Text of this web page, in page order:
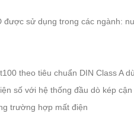
được sử dụng trong các ngành:
theo tiêu chuẩn DIN Class A
số với hệ thống đầu dò kép
trường hợp mất điện